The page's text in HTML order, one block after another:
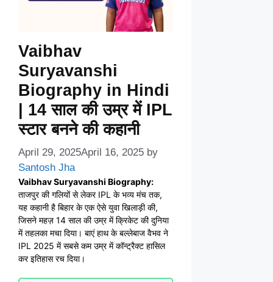
Vaibhav
Suryavanshi
Biography in Hindi
| 14 साल की उम्र में IPL
स्टार बनने की कहानी
April 29, 2025April 16, 2025 by
Santosh Jha
Vaibhav Suryavanshi Biography:
ताजपुर की गलियों से लेकर IPL के भव्य मंच तक,
यह कहानी है बिहार के एक ऐसे युवा खिलाड़ी की,
जिसने महज़ 14 साल की उम्र में क्रिकेट की दुनिया
में तहलका मचा दिया। बाएं हाथ के बल्लेबाज वैभव ने
IPL 2025 में सबसे कम उम्र में कॉन्ट्रैक्ट हासिल
कर इतिहास रच दिया।